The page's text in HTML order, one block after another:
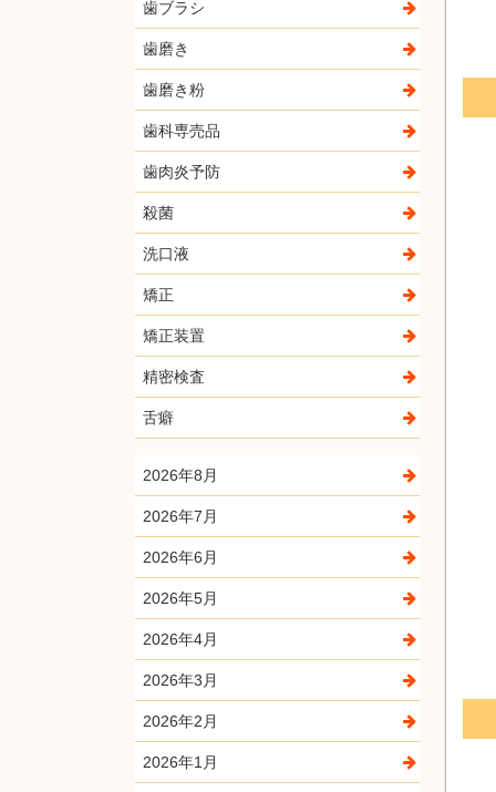
歯ブラシ
歯磨き
歯磨き粉
歯科専売品
歯肉炎予防
殺菌
洗口液
矯正
矯正装置
精密検査
舌癖
2026年8月
2026年7月
2026年6月
2026年5月
2026年4月
2026年3月
2026年2月
2026年1月